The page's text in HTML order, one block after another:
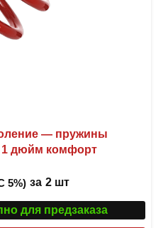
— пружины
1 дюйм комфорт
5%) за 2 шт
для предзаказа